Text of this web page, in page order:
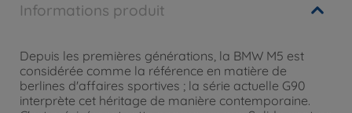
Informations produit
Depuis les premières générations, la BMW M5 est
considérée comme la référence en matière de
berlines d'affaires sportives ; la série actuelle G90
interprète cet héritage de manière contemporaine.